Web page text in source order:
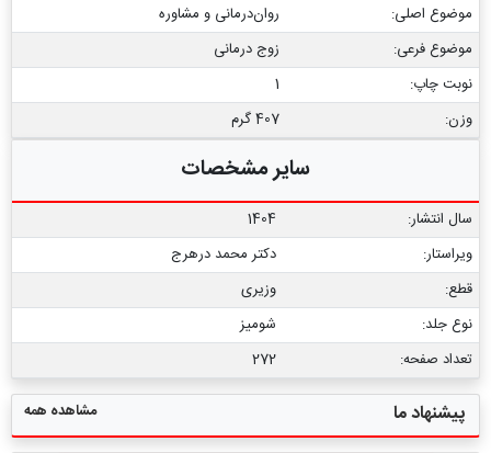
موضوع اصلی:
روان‌درمانی و مشاوره
موضوع فرعی:
زوج درمانی
نوبت چاپ:
1
وزن:
407 گرم
سایر مشخصات
سال انتشار:
1404
ویراستار:
دکتر محمد درهرج
قطع:
وزیری
نوع جلد:
شومیز
تعداد صفحه:
272
پیشنهاد ما مشاهده همه